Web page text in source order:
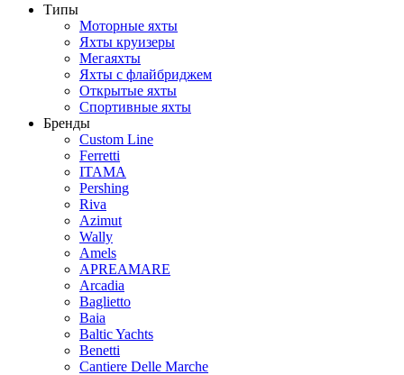
Типы
Моторные яхты
Яхты круизеры
Мегаяхты
Яхты с флайбриджем
Открытые яхты
Спортивные яхты
Бренды
Custom Line
Ferretti
ITAMA
Pershing
Riva
Azimut
Wally
Amels
APREAMARE
Arcadia
Baglietto
Baia
Baltic Yachts
Benetti
Сantiere Delle Marche